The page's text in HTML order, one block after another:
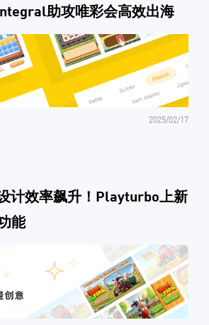
助攻唯彩会高效出海
2025/02/17
计效率飙升！Playturbo上新
能